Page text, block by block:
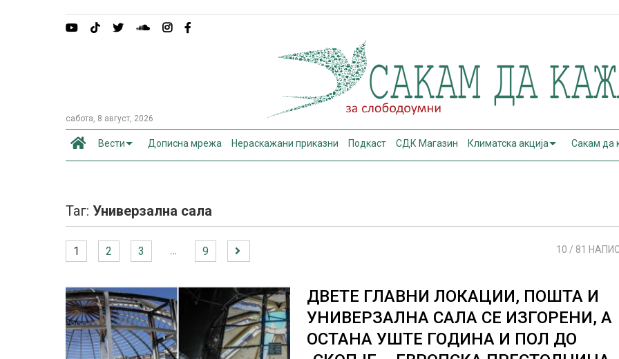
сабота, 8 август, 2026
Вести Дописна мрежа Нераскажани приказни Подкаст СДК Магазин Климатска акција Сакам да
Таг: Универзална сала
1 2 3 … 9 10 / 81
ДВЕТЕ ГЛАВНИ ЛОКАЦИИ, ПОШТА И
УНИВЕРЗАЛНА САЛА СЕ ИЗГОРЕНИ, А
ОСТАНА УШТЕ ГОДИНА И ПОЛ ДО